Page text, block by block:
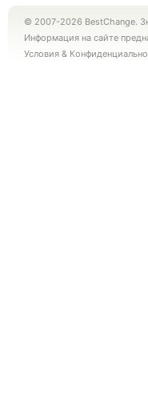
© 2007-2026 BestChange.
Информация на сайте
Условия &